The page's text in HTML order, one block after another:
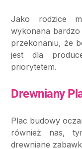
Jako rodzice
wykonana
przekonaniu, że
jest dla
priorytetem.
Drewniany
Plac budowy
również nas,
drewniane